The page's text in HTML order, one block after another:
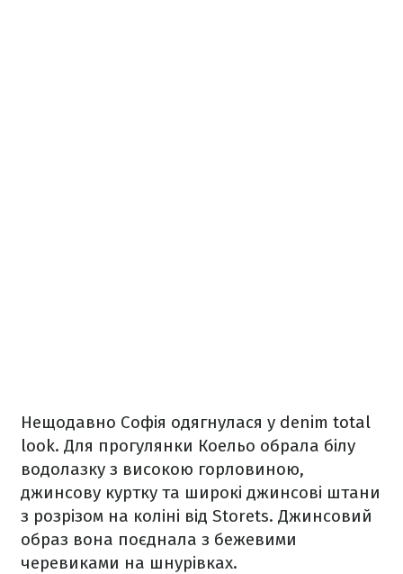
Нещодавно Софія одягнулася у denim total
look. Для прогулянки Коельо обрала білу
водолазку з високою горловиною,
джинсову куртку та широкі джинсові штани
з розрізом на коліні від Storets. Джинсовий
образ вона поєднала з бежевими
черевиками на шнурівках.